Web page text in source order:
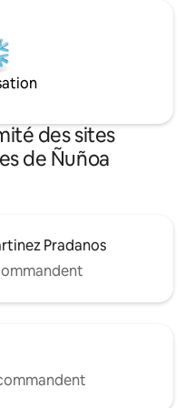
des sites
de Ñuñoa
Pradanos